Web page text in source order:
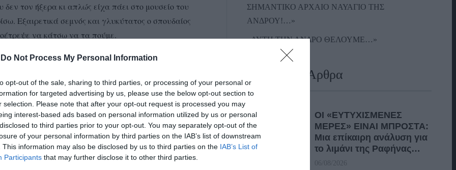
Do Not Process My Personal Information
opt-out of the sale, sharing to third parties, or processing of your personal or
for targeted advertising by us, please use the below opt-out section to
selection. Please note that after your opt-out request is processed you may
interest-based ads based on personal information utilized by us or personal
to third parties prior to your opt-out. You may separately opt-out of the
of your personal information by third parties on the IAB’s list of downstream
This information may also be disclosed by us to third parties on the IAB’s List of
Participants that may further disclose it to other third parties.
τον ήξερα κι απλώς είχα πάει στο μουσείο του
Εξαιρετικά σεμνός και γλυκύτατος ο σπουδαίος
να κάτσω να τα πούμε.
ΣΗΜΑΝΤΙΚΟ ΑΡΧΑΙΟ ΝΑΥΑΓΙΟ ΤΗΣ
ΑΝΔΡΟΥ!…»
«ΑΥΤΗ ΤΗΝ ΑΝΔΡΟ ΘΕΛΟΥΜΕ…»
Πρόσφατα Άρθρα
ΟΙ «ΕΥΤΥΧΙΣΜΕΝΕΣ
ΜΕΡΕΣ» ΕΙΝΑΙ ΜΠΡΟΣΤΑ:
Μια επίκαιρη ανάλυση για
το λιμάνι της Ραφήνας…
06/08/2026